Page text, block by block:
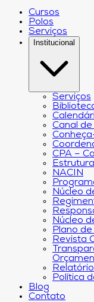
Cursos
Polos
Serviços
Institucional
Serviços
Canal
CPA –
NACIN
Núcleo
Núcleo
Plano
Revista
Política
Blog
Contato